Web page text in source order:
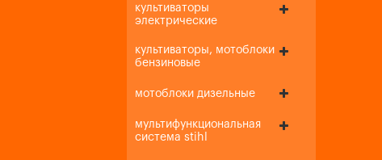
культиваторы
электрические
культиваторы, мотоблоки
бензиновые
мотоблоки дизельные
мультифункциональная
система stihl